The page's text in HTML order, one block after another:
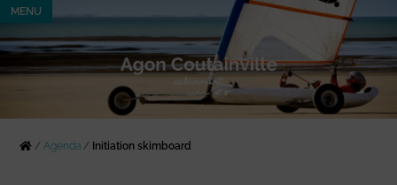
MENU
/Agenda / Initiation skimboard